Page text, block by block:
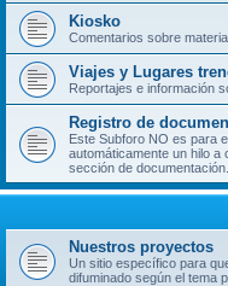
Kiosko
Comentarios sobre
Viajes y Lugares
Reportajes e información
Registro de
Este Subforo NO es para
automáticamente un hilo a
sección de
Nuestros proyectos
Un sitio específico para
difuminado según el tema